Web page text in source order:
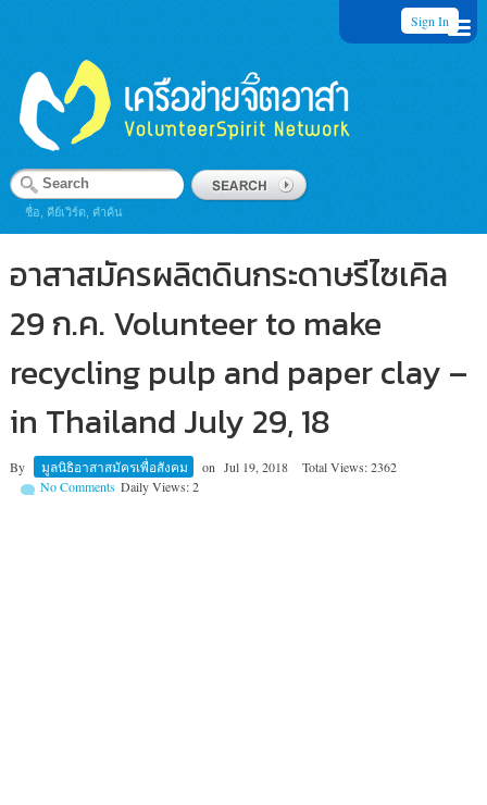
Sign In
ชื่อ, คีย์เวิร์ด, คำค้น
อาสาสมัครผลิตดินกระดาษรีไซเคิล
29 ก.ค. Volunteer to make
recycling pulp and paper clay –
in Thailand July 29, 18
By มูลนิธิอาสาสมัครเพื่อสังคม on Jul 19, 2018
Total Views: 2362
Daily Views: 2
No Comments